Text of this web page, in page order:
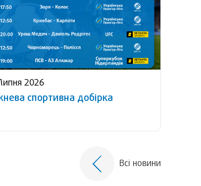
2026
спортивна добірка
Всі новини